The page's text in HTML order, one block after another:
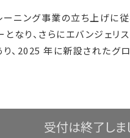
ング事業の立ち上げに従
となり、さらにエバンジェ
り、2025 年に新設され
受付は終了しま